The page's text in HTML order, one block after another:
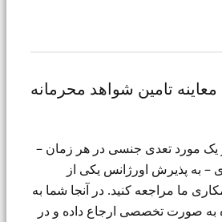
تامین شواهد محرمانه
یک مورد تعدی جنسی در هر زمان –
به پذیرش اورژانس یکی از
ما مراجعه کنید. در آنجا شما به
صورت تخصصی ارجاع داده و در